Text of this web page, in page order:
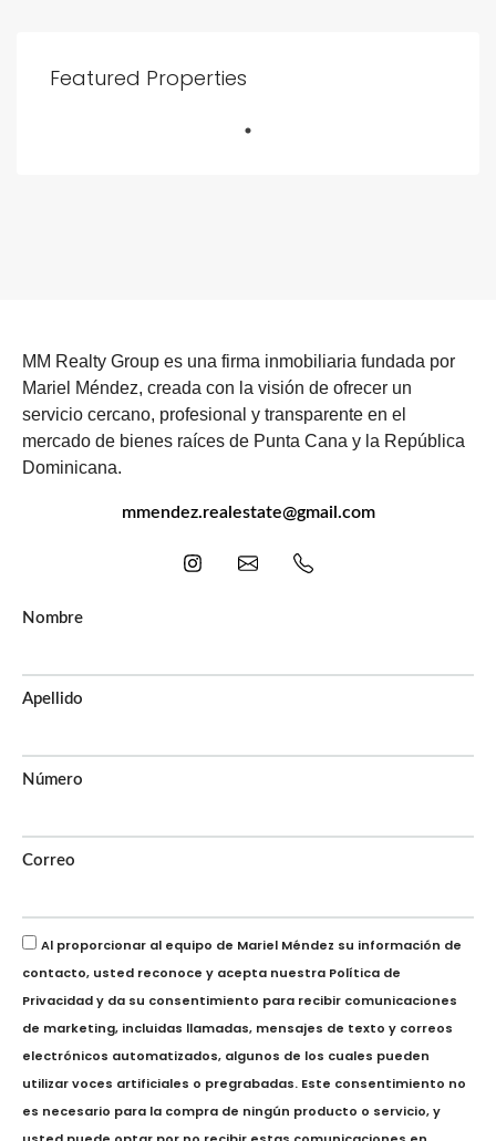
Featured Properties
MM Realty Group es una firma inmobiliaria fundada por
Mariel Méndez, creada con la visión de ofrecer un
servicio cercano, profesional y transparente en el
mercado de bienes raíces de Punta Cana y la República
Dominicana.
mmendez.realestate@gmail.com
Nombre
Apellido
Número
Correo
Al proporcionar al equipo de Mariel Méndez su información de
contacto, usted reconoce y acepta nuestra Política de
Privacidady da su consentimiento para recibir comunicaciones
de marketing, incluidas llamadas, mensajes de texto y correos
electrónicos automatizados, algunos de los cuales pueden
utilizar voces artificiales o pregrabadas. Este consentimiento no
es necesario para la compra de ningún producto o servicio, y